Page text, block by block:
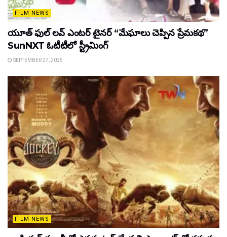
FILM NEWS
యూత్ ఫుల్ లవ్ ఎంటర్ టైనర్ “మేఘాలు చెప్పిన ప్రేమకథ”
SunNXT ఓటీటీలో స్ట్రీమింగ్
SEPTEMBER 27, 2025
FILM NEWS